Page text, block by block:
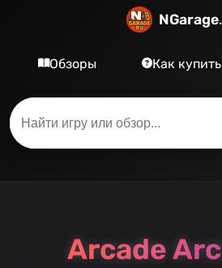
NGarage
Обзоры Как купить
Arcade